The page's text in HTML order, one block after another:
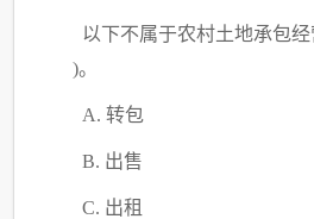
以下不属于农村土地承包
)。
A. 转包
B. 出售
C. 出租